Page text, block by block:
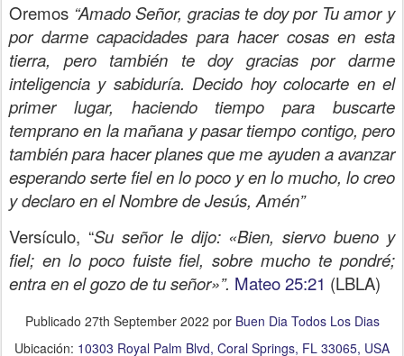
Oremos “Amado Señor, gracias te doy por Tu amor y
por darme capacidades para hacer cosas en esta
tierra, pero también te doy gracias por darme
inteligencia y sabiduría. Decido hoy colocarte en el
primer lugar, haciendo tiempo para buscarte
temprano en la mañana y pasar tiempo contigo, pero
también para hacer planes que me ayuden a avanzar
esperando serte fiel en lo poco y en lo mucho, lo creo
y declaro en el Nombre de Jesús, Amén”
Versículo, “Su señor le dijo: «Bien, siervo bueno y
fiel; en lo poco fuiste fiel, sobre mucho te pondré;
entra en el gozo de tu señor»”. Mateo 25:21 (LBLA)
Publicado 27th September 2022 por Buen Dia Todos Los Dias
Ubicación: 10303 Royal Palm Blvd, Coral Springs, FL 33065, USA